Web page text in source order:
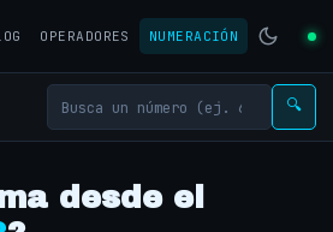
OPERADORES NUMERACIÓN
🔍
desde el